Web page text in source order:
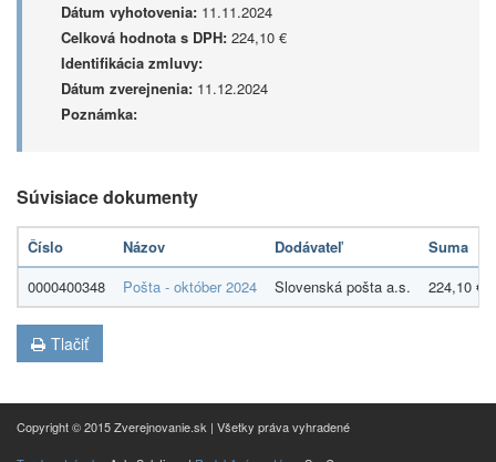
Dátum vyhotovenia: 11.11.2024
Celková hodnota s DPH: 224,10 €
Identifikácia zmluvy:
Dátum zverejnenia: 11.12.2024
Poznámka:
Súvisiace dokumenty
Číslo Názov Dodávateľ
Suma
0000400348
Pošta - október 2024 Slovenská pošta a.s. 224,10 €
Tlačiť
Copyright © 2015 Zverejnovanie.sk | Všetky práva vyhradené